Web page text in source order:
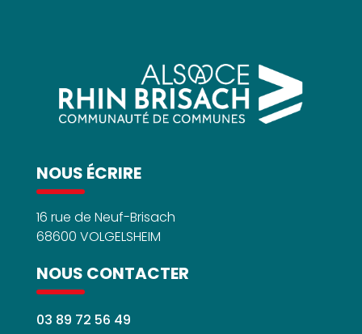
NOUS ÉCRIRE
16 rue de Neuf-Brisach
68600 VOLGELSHEIM
NOUS CONTACTER
03 89 72 56 49